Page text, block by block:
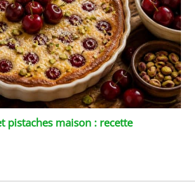
pistaches maison : recette